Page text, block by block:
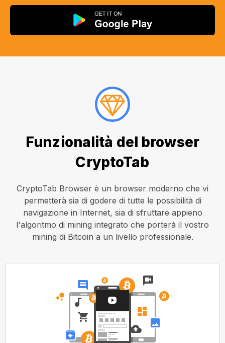
Funzionalità del browser
CryptoTab
CryptoTab Browser è un browser moderno che vi
permetterà sia di godere di tutte le possibilità di
navigazione in Internet, sia di sfruttare appieno
l'algoritmo di mining integrato che porterà il vostro
mining di Bitcoin a un livello professionale.